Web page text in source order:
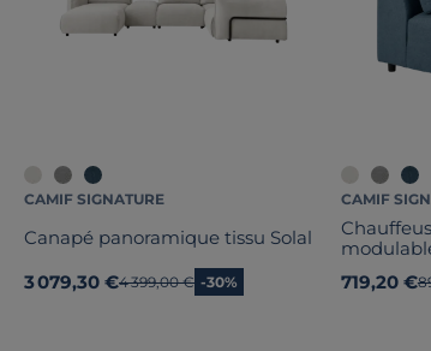
CAMIF SIGNATURE
Canapé panoramique tissu Solal
3 079,30 €Ancien prix
4 399,00 € -30%
CAMIF
719,20 €